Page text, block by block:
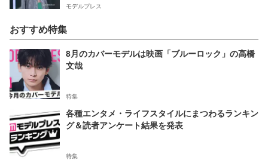
モデルプレス
おすすめ特集
8月のカバーモデルは映画「ブルーロック」の高橋
文哉
特集
各種エンタメ・ライフスタイルにまつわるランキン
グ＆読者アンケート結果を発表
特集